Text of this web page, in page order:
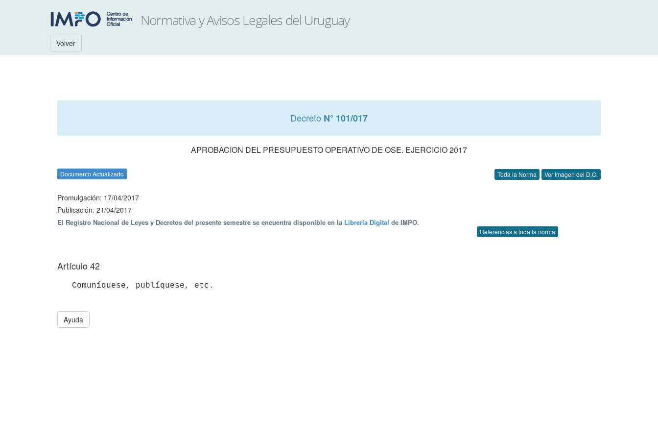
Volver
Decreto N° 101/017
APROBACION DEL PRESUPUESTO OPERATIVO DE OSE. EJERCICIO 2017
Documento Actualizado Toda la Norma Ver Imagen del D.O.
Promulgación: 17/04/2017
Publicación: 21/04/2017
El Registro Nacional de Leyes y Decretos del presente semestre se encuentra disponible en la Librería Digital de IMPO.
Referencias a toda la norma
Artículo 42
Ayuda